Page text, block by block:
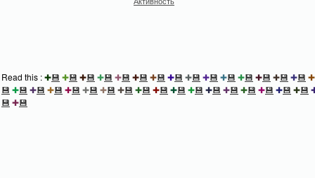
Read this :✚💾 ✚💾 ✚💾 ✚💾 ✚💾 ✚💾 ✚💾 ✚💾 ✚💾 ✚💾 ✚💾 ✚💾 ✚💾 ✚💾 ✚💾 ✚
💾 ✚💾 ✚💾 ✚💾 ✚💾 ✚💾 ✚💾 ✚💾 ✚💾 ✚💾 ✚💾 ✚💾 ✚💾 ✚💾 ✚💾 ✚💾 ✚💾 ✚💾
💾 ✚💾